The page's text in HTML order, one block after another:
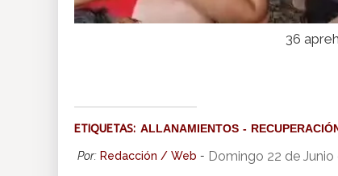
36
ETIQUETAS: ALLANAMIENTOS
Por: Redacción / Web - Domingo 22 de Junio